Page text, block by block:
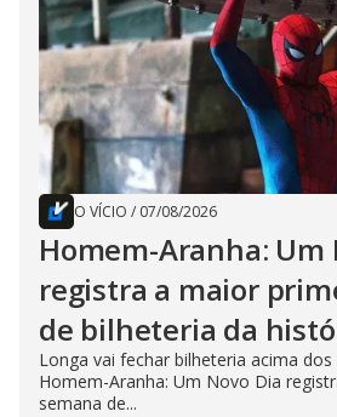
O VÍCIO / 07/08/2026
Homem-Aranha: Um
registra a maior
de bilheteria da
Longa vai fechar bilheteria acima
Homem-Aranha: Um Novo Dia
semana de...